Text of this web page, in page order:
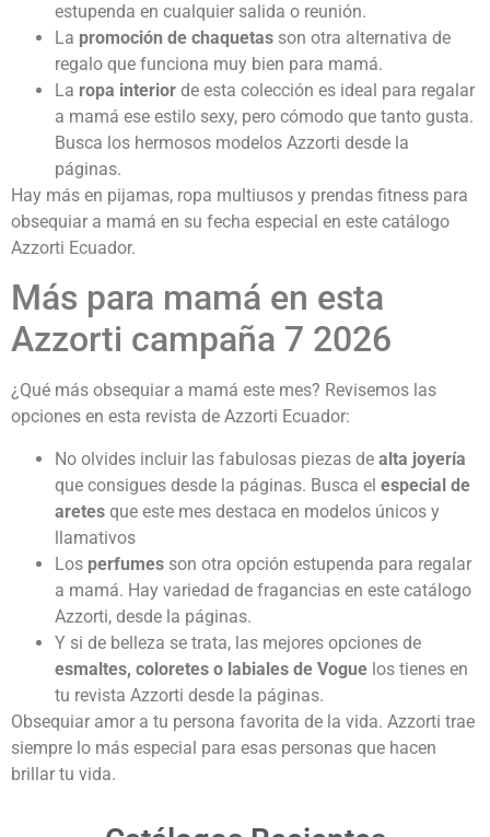
estupenda en cualquier salida o reunión.
La promoción de chaquetas son otra alternativa de
regalo que funciona muy bien para mamá.
La ropa interior de esta colección es ideal para regalar
a mamá ese estilo sexy, pero cómodo que tanto gusta.
Busca los hermosos modelos Azzorti desde la
páginas.
Hay más en pijamas, ropa multiusos y prendas fitness para
obsequiar a mamá en su fecha especial en este catálogo
Azzorti Ecuador.
Más para mamá en esta
Azzorti campaña 7 2026
¿Qué más obsequiar a mamá este mes? Revisemos las
opciones en esta revista de Azzorti Ecuador:
No olvides incluir las fabulosas piezas de alta joyería
que consigues desde la páginas. Busca el especial de
aretes que este mes destaca en modelos únicos y
llamativos
Los perfumes son otra opción estupenda para regalar
a mamá. Hay variedad de fragancias en este catálogo
Azzorti, desde la páginas.
Y si de belleza se trata, las mejores opciones de
esmaltes, coloretes o labiales de Vogue los tienes en
tu revista Azzorti desde la páginas.
Obsequiar amor a tu persona favorita de la vida. Azzorti trae
siempre lo más especial para esas personas que hacen
brillar tu vida.